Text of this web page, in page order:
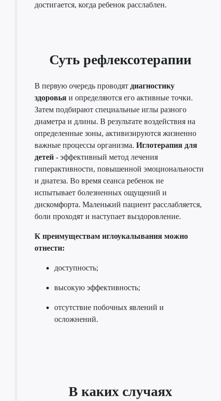
достигается, когда ребенок расслаблен.
Суть рефлексотерапии
В первую очередь проводят диагностику
здоровья и определяются его активные точки.
Затем подбирают специальные иглы разного
диаметра и длины. В результате воздействия на
определенные зоны, активизируются жизненно
важные процессы организма. Иглотерапия для
детей - эффективный метод лечения
гиперактивности, повышенной эмоциональности
и диатеза. Во время сеанса ребенок не
испытывает болезненных ощущений и
дискомфорта. Маленький пациент расслабляется,
боли проходят и наступает выздоровление.
К преимуществам иглоукалывания можно
отнести:
доступность;
высокую эффективность;
отсутствие побочных явлений и
осложнений.
В каких случаях